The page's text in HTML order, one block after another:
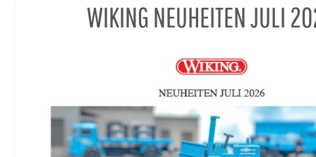
WIKING NEUHEITEN JULI